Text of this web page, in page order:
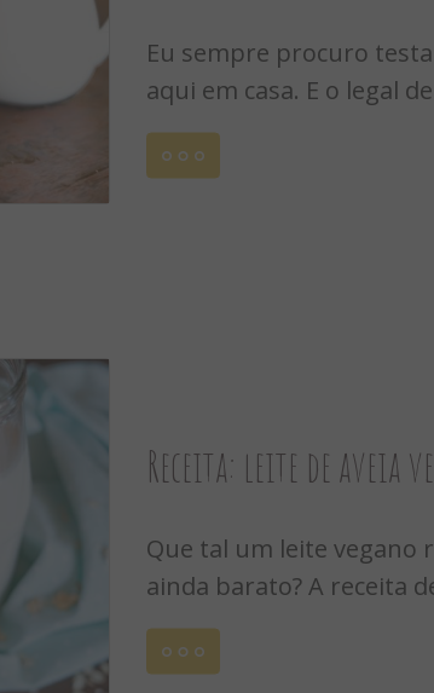
Eu sempre procuro
aqui em casa. E o legal
Leia
Receita: leite de aveia
Que tal um leite vegano
ainda barato? A receita
Leia